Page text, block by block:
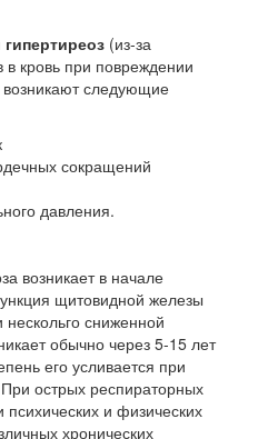
гипертиреоз (из-за
кровь при повреждении
следующие
сокращений
давления.
возникает в начале
щитовидной железы
сниженной
обычно через 5-15 лет
его усливается при
острых респираторных
и физических
хронических